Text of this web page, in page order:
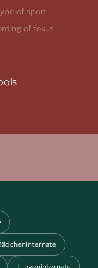
of sport
of fokus